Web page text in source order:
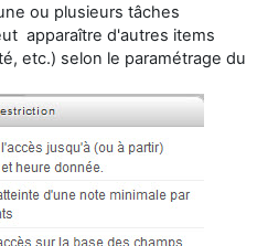
ou plusieurs tâches
apparaître d'autres items
etc.) selon le paramétrage du